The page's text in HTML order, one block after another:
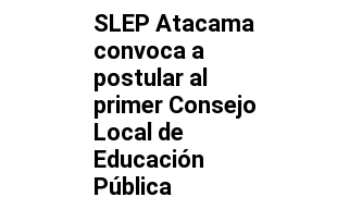
SLEP Atacama
convoca a
postular al
primer Consejo
Local de
Educación
Pública